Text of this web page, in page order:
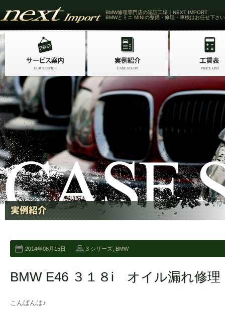
BMW修理専門店の認証工場｜NEXT IMPORT
BMWとミニ MINIの整備・修理・車検はお任せ下さい
2014年08月15日 3 シリーズ BMW
BMW E46 ３１８i オイル漏れ修理
こんばんは♪